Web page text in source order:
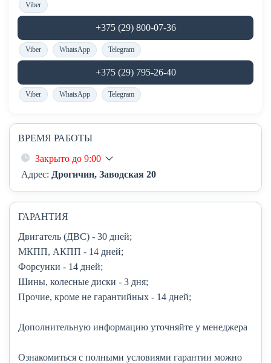
Viber
+375 (29) 800-07-36
Viber WhatsApp Telegram
+375 (29) 795-26-40
Viber WhatsApp Telegram
ВРЕМЯ РАБОТЫ
Закрыто до 9:00
Адрес: Дрогичин, Заводская 20
ГАРАНТИЯ
Двигатель (ДВС) - 30 дней;
МКПП, АКПП - 14 дней;
Форсунки - 14 дней;
Шины, колесные диски - 3 дня;
Прочие, кроме не гарантийных - 14 дней;
Дополнительную информацию уточняйте у менеджера
Ознакомиться с полными условиями гарантии можно